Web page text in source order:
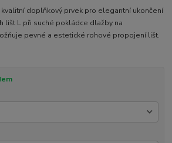
kvalitní doplňkový prvek pro elegantní ukončení
lišt L při suché pokládce dlažby na
pevné a estetické rohové propojení lišt.